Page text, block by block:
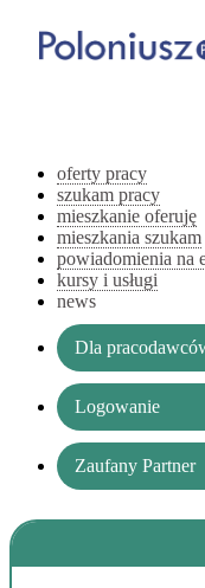
oferty pracy
szukam pracy
mieszkanie oferuję
mieszkania szukam
powiadomienia na
kursy i usługi
news
Dla
Logowanie
Zaufany Partner